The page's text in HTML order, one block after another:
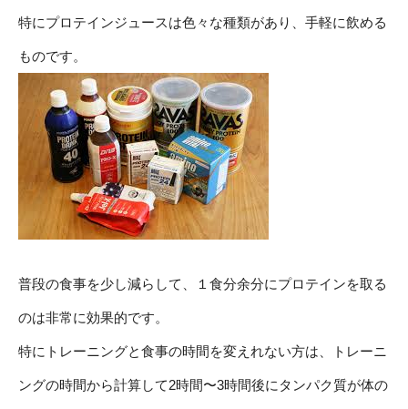
特にプロテインジュースは色々な種類があり、手軽に飲める
ものです。
普段の食事を少し減らして、１食分余分にプロテインを取る
のは非常に効果的です。
特にトレーニングと食事の時間を変えれない方は、トレーニ
ングの時間から計算して2時間〜3時間後にタンパク質が体の